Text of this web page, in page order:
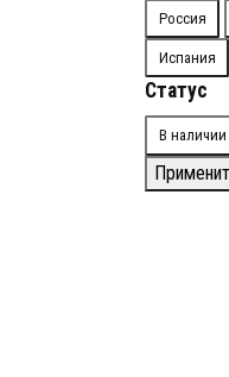
Страна
Россия
Испания
Статус
В наличии